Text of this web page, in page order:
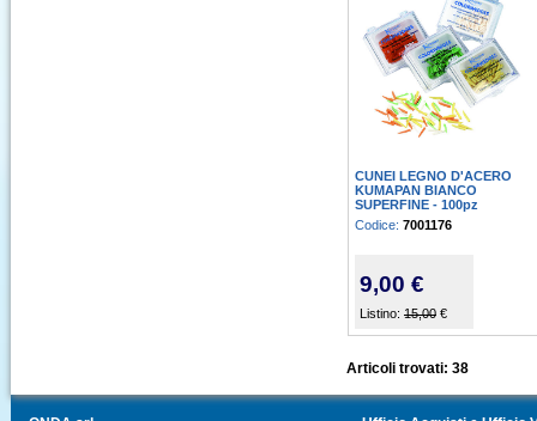
CUNEI LEGNO D'ACERO
KUMAPAN BIANCO
SUPERFINE - 100pz
Codice: 7001176
9,00 €
Listino: 15,00 €
Articoli trovati: 38